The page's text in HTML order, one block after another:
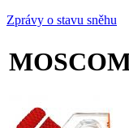
Zprávy o stavu sněhu